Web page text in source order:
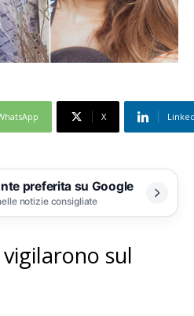
X
preferita su Google
notizie consigliate
vigilarono sul